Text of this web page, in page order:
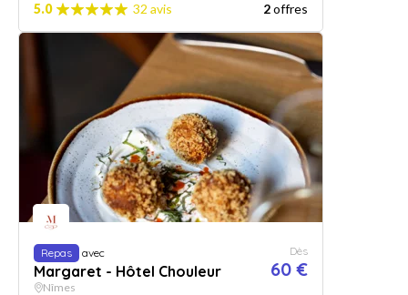
5.0 32 avis 2offres
Repas avec
Margaret - Hôtel Chouleur
Dès
60 €
Nîmes